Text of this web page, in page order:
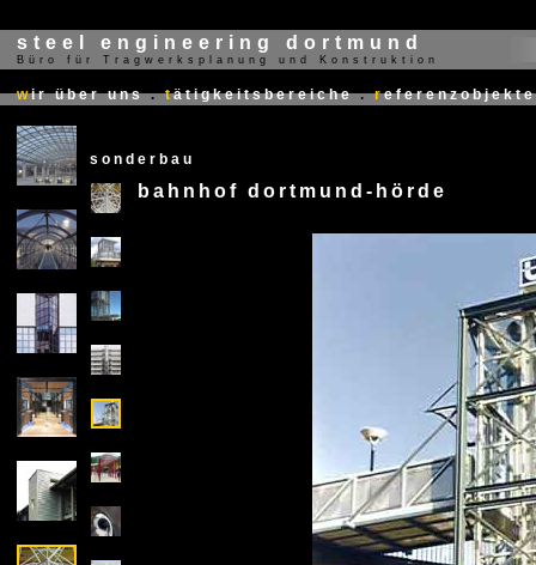
steel engineering dortmund
Büro für Tragwerksplanung und Konstruktion
wir über uns . tätigkeitsbereiche . referenzobjekte
sonderbau
X
bahnhof dortmund-hörde